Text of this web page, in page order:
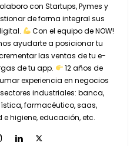
con Startups, Pymes y
de forma integral sus
Con el equipo de NOW!
ayudarte a posicionar tu
las ventas de tu e-
de tu app.
12 años de
experiencia en negocios
sectores industriales: banca,
farmacéutico, saas,
higiene, educación, etc.